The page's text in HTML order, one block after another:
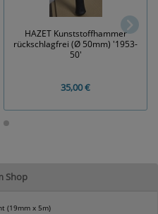
Shop
(19mm x 5m)
HAZET Kunststoffhammer
rückschlagfrei (Ø 50mm) '1953-
50'
35,00 €